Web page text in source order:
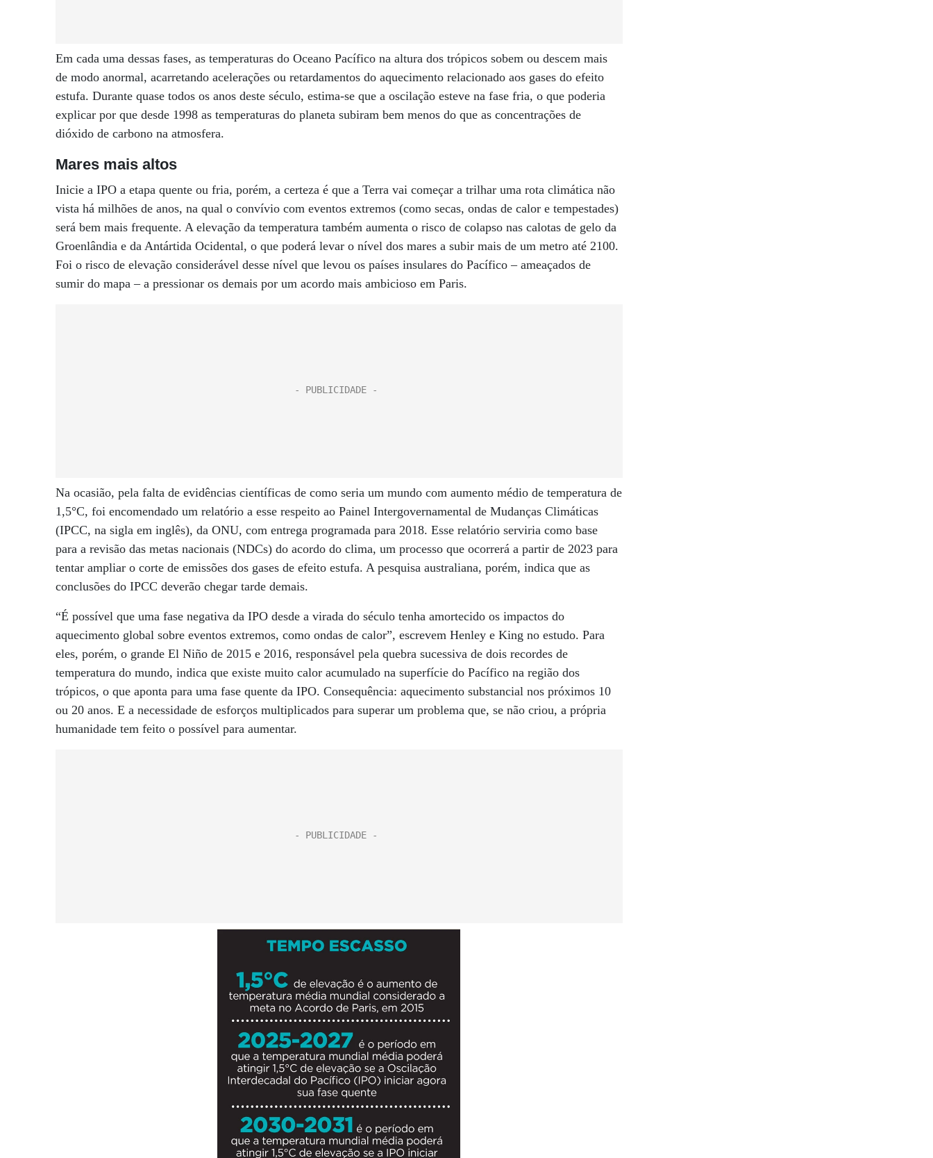
Em cada uma dessas fases, as temperaturas do Oceano Pacífico na altura dos trópicos sobem ou descem mais
de modo anormal, acarretando acelerações ou retardamentos do aquecimento relacionado aos gases do efeito
estufa. Durante quase todos os anos deste século, estima-se que a oscilação esteve na fase fria, o que poderia
explicar por que desde 1998 as temperaturas do planeta subiram bem menos do que as concentrações de
dióxido de carbono na atmosfera.­
Mares mais altos
Inicie a IPO a etapa quente ou fria, porém, a certeza é que a Terra vai começar a trilhar uma rota climática não
vista há milhões de anos, na qual o convívio com eventos extremos (como secas, ondas de calor e tempestades)
será bem mais frequente. A elevação da temperatura também aumenta o risco de colapso nas calotas de gelo da
Groenlândia e da Antártida Ocidental, o que poderá levar o nível dos mares a subir mais de um metro até 2100.
Foi o risco de elevação considerável desse nível que levou os países insulares do Pacífico – ameaçados de
sumir do mapa – a pressionar os demais por um acordo mais ambicioso em Paris.
Na ocasião, pela falta de evidências científicas de como seria um mundo com aumento médio de temperatura de
1,5°C, foi encomendado um relatório a esse respeito ao Painel Intergovernamental de Mudanças Climáticas
(IPCC, na sigla em inglês), da ONU, com entrega programada para 2018. Esse relatório serviria como base
para a revisão das metas nacionais (NDCs) do acordo do clima, um processo que ocorrerá a partir de 2023 para
tentar ampliar o corte de emissões dos gases de efeito estufa. A pesquisa australiana, porém, indica que as
conclusões do IPCC deverão chegar tarde demais.
“É possível que uma fase negativa da IPO desde a virada do século tenha amortecido os impactos do
aquecimento global sobre eventos extremos, como ondas de calor”, escrevem Henley e King no estudo. Para
eles, porém, o grande El Niño de 2015 e 2016, responsável pela quebra sucessiva de dois recordes de
temperatura do mundo, indica que existe muito calor acumulado na superfície do Pacífico na região dos
trópicos, o que aponta para uma fase quente da IPO. Consequência: aquecimento substancial nos próximos 10
ou 20 anos. E a necessidade de esforços multiplicados para superar um problema que, se não criou, a própria
humanidade tem feito o possível para aumentar.